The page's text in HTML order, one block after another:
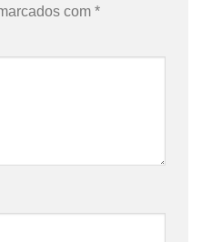
com *